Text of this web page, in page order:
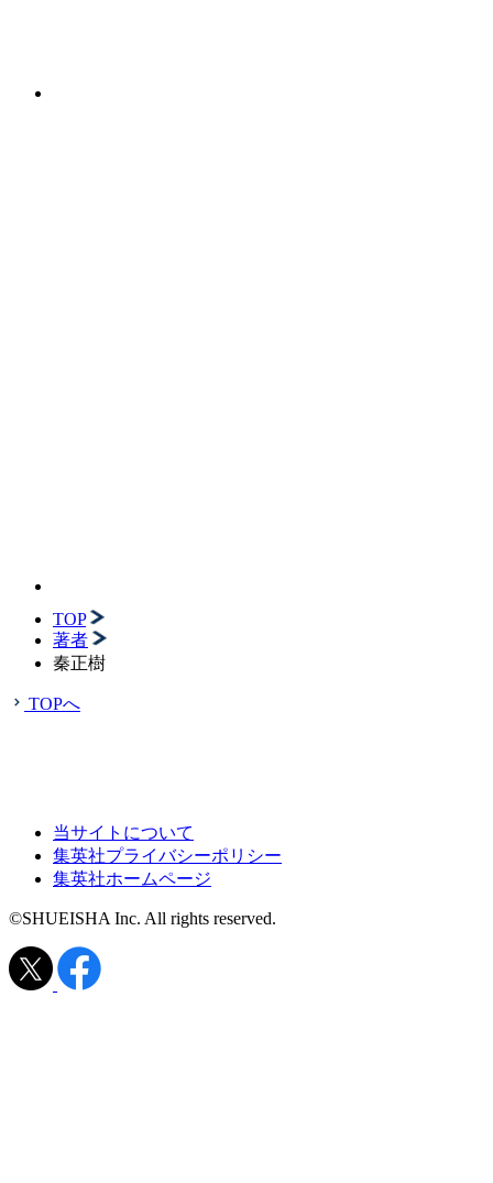
TOP
著者
秦正樹
TOPへ
当サイトについて
集英社プライバシーポリシー
集英社ホームページ
©SHUEISHA Inc. All rights reserved.